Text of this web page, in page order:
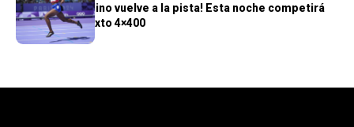
¡Marileidy Paulino vuelve a la pista! Esta noche competirá
en el relevo mixto 4×400